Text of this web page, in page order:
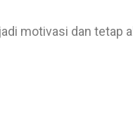
motivasi dan tetap